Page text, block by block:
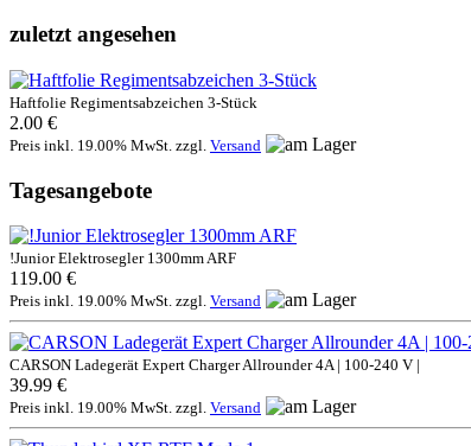
zuletzt angesehen
Haftfolie Regimentsabzeichen 3-Stück
2.00 €
Preis inkl. 19.00% MwSt. zzgl. Versand
Tagesangebote
!Junior Elektrosegler 1300mm ARF
119.00 €
Preis inkl. 19.00% MwSt. zzgl. Versand
CARSON Ladegerät Expert Charger Allrounder 4A | 100-240 V |
39.99 €
Preis inkl. 19.00% MwSt. zzgl. Versand